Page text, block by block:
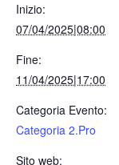
Inizio:
07/04/2025|08:00
Fine:
11/04/2025|17:00
Categoria Evento:
Categoria 2.Pro
Sito web: